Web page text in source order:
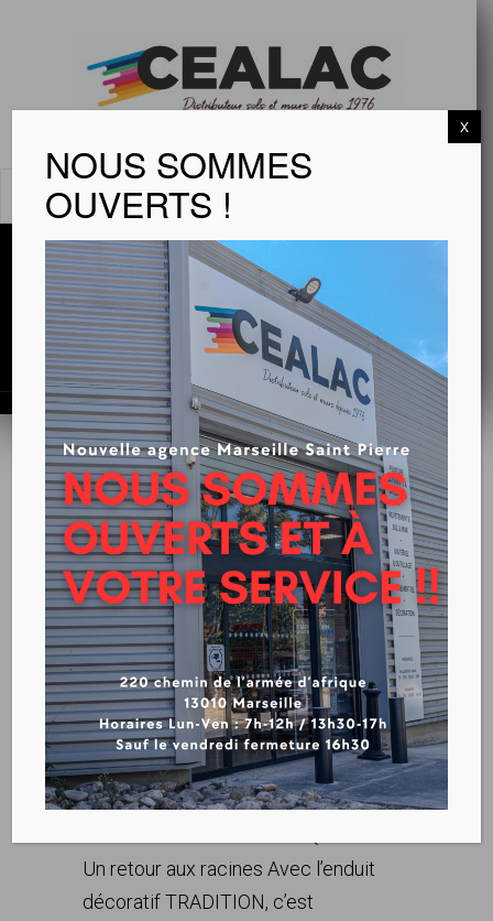
MENU
TOUPRET-TRADITION
Voir la fiche technique
Un retour aux racines Avec l’enduit
décoratif TRADITION, c’est
NOUS SOMMES
OUVERTS !
X